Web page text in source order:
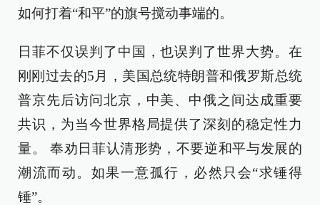
如何打着“和平”的旗号搅动事端的。
日菲不仅误判了中国，也误判了世界大势。在
刚刚过去的5月，美国总统特朗普和俄罗斯总统
普京先后访问北京，中美、中俄之间达成重要
共识，为当今世界格局提供了深刻的稳定性力
量。 奉劝日菲认清形势，不要逆和平与发展的
潮流而动。如果一意孤行，必然只会“求锤得
锤”。